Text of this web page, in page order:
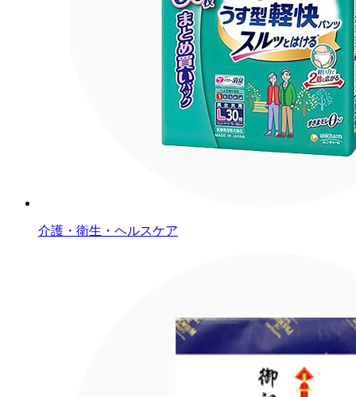
介護・衛生・ヘルスケア